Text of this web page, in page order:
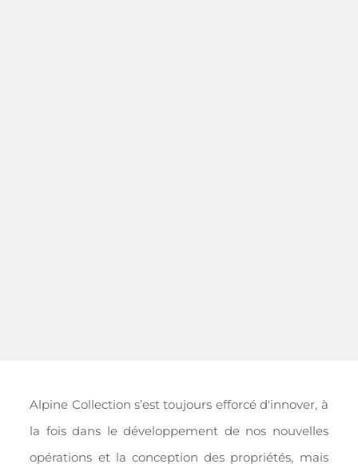
Alpine Collection s’est toujours efforcé d'innover, à
la fois dans le développement de nos nouvelles
opérations et la conception des propriétés, mais